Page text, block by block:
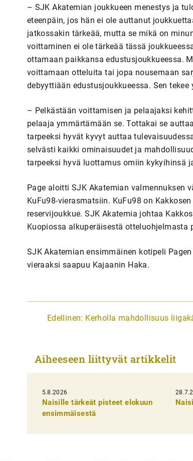
– SJK Akatemian joukkueen menestys ja
eteenpäin, jos hän ei ole auttanut
jatkossakin tärkeää, mutta se mikä on
voittaminen ei ole tärkeää tässä
ottamaan paikkansa edustusjoukkueessa.
voittamaan otteluita tai jopa nousemaan
debyyttiään edustusjoukkueessa. Sen
– Pelkästään voittamisen ja pelaajaksi
pelaaja ymmärtämään se. Tottakai se
tarpeeksi hyvät kyvyt auttaa
selvästi kaikki ominaisuudet ja
tarpeeksi hyvä luottamus omiin kykyihinsä
Page aloitti SJK Akatemian
KuFu98-vierasmatsiin. KuFu98 on
reservijoukkue. SJK Akatemia johtaa
Kuopiossa alkuperäisestä otteluohjelmasta
SJK Akatemian ensimmäinen kotipeli
vieraaksi saapuu Kajaanin Haka.
A
i
k
e
Edellinen: Kerholla mahdollisuus
Aiheeseen liittyvät artikkelit
5.8.2026
Naisille tärkeät pisteet elokuun
ensimmäisestä